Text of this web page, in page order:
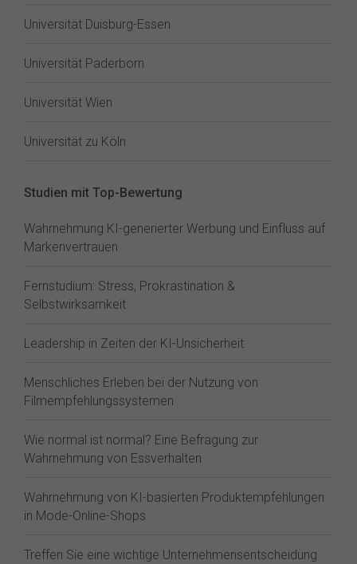
Universität Duisburg-Essen
Universität Paderborn
Universität Wien
Universität zu Köln
Studien mit Top-Bewertung
Wahrnehmung KI-generierter Werbung und Einfluss auf
Markenvertrauen
Fernstudium: Stress, Prokrastination &
Selbstwirksamkeit
Leadership in Zeiten der KI-Unsicherheit
Menschliches Erleben bei der Nutzung von
Filmempfehlungssystemen
Wie normal ist normal? Eine Befragung zur
Wahrnehmung von Essverhalten
Wahrnehmung von KI-basierten Produktempfehlungen
in Mode-Online-Shops
Treffen Sie eine wichtige Unternehmensentscheidung